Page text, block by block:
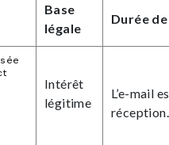
Base
légale
Durée
Intérêt
légitime
L’e-mail
réception.